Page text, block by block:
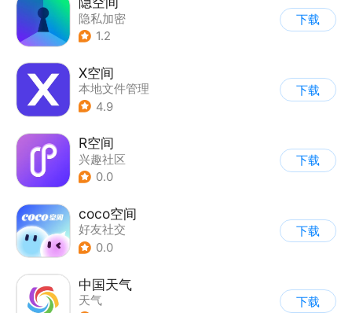
隐私加密
1.2
下载
X空间
本地文件管理
4.9
下载
R空间
兴趣社区
0.0
下载
coco空间
好友社交
0.0
下载
中国天气
天气
下载